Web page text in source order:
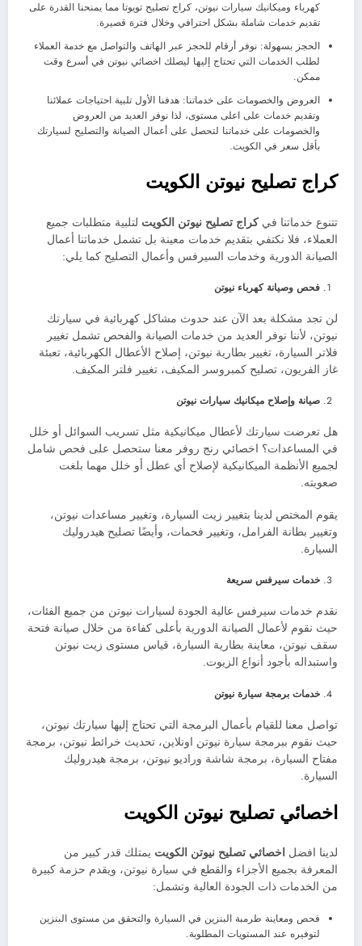
كهرباء وميكانيك سيارات نيوتن، كراج تصليح تويوتا مما يمنحنا القدرة على
تقديم خدمات شاملة بشكل احترافي وخلال فترة قصيرة.
الحجز بسهولة: نوفر أرقام للحجز عبر الهاتف والتواصل مع خدمة العملاء
لطلب الخدمات التي تحتاج إليها ليصلك اخصائي نيوتن في أسرع وقت
ممكن.
العروض والخصومات على خدماتنا: هدفنا الأول تلبية احتياجات عملائنا
وتقديم خدمات على اعلى مستوى، لذا نوفر العديد من العروض
والخصومات على خدماتنا لتحصل على أعمال الصيانة والتصليح لسيارتك
بأقل سعر في الكويت.
كراج تصليح نيوتن الكويت
تتنوع خدماتنا فيكراج تصليح نيوتن الكويت لتلبية متطلبات جميع
العملاء، فلا نكتفي بتقديم خدمات معينة بل تشمل خدماتنا أعمال
الصيانة الدورية وخدمات السيرفس وأعمال التصليح كما يلي:
فحص وصيانة كهرباء نيوتن
لن تجد مشكلة بعد الآن عند حدوث مشاكل كهربائية في سيارتك
نيوتن، لأننا نوفر العديد من خدمات الصيانة والفحص تشمل تغيير
فلاتر السيارة، تغيير بطارية نيوتن، إصلاح الأعطال الكهربائية، تعبئة
غاز الفريون، تصليح كمبروسر المكيف، تغيير فلتر المكيف.
صيانة وإصلاح ميكانيك سيارات نيوتن
هل تعرضت سيارتك لأعطال ميكانيكية مثل تسريب السوائل أو خلل
في المساعدات؟ اخصائي رنج روفر معنا ستحصل على فحص شامل
لجميع الأنظمة الميكانيكية لإصلاح أي عطل أو خلل مهما بلغت
صعوبته.
يقوم المختص لدينا بتغيير زيت السيارة، وتغيير مساعدات نيوتن،
وتغيير بطانة الفرامل، وتغيير فحمات، وأيضًا تصليح هيدروليك
السيارة.
خدمات سيرفس سريعة
نقدم خدمات سيرفس عالية الجودة لسيارات نيوتن من جميع الفئات،
حيث نقوم لأعمال الصيانة الدورية بأعلى كفاءة من خلال صيانة فتحة
سقف نيوتن، معاينة بطارية السيارة، قياس مستوى زيت نيوتن
واستبداله بأجود أنواع الزيوت.
خدمات برمجة سيارة نيوتن
تواصل معنا للقيام بأعمال البرمجة التي تحتاج إليها سيارتك نيوتن،
حيث نقوم ببرمجة سيارة نيوتن اونلاين، تحديث خرائط نيوتن، برمجة
مفتاح السيارة، برمجة شاشة وراديو نيوتن، برمجة هيدروليك
السيارة.
اخصائي تصليح نيوتن الكويت
لدينا افضل اخصائي تصليح نيوتن الكويت يمتلك قدر كبير من
المعرفة بجميع الأجزاء والقطع في سيارة نيوتن، ويقدم حزمة كبيرة
من الخدمات ذات الجودة العالية وتشمل:
فحص ومعاينة طرمبة البنزين في السيارة والتحقق من مستوى البنزين
لتوفيره عند المستويات المطلوبة.